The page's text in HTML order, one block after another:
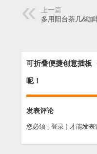
上一篇
多用阳台茶几&咖
可折叠便捷创意插板
呢！
发表评论
您必须 [ 登录 ] 才能发表